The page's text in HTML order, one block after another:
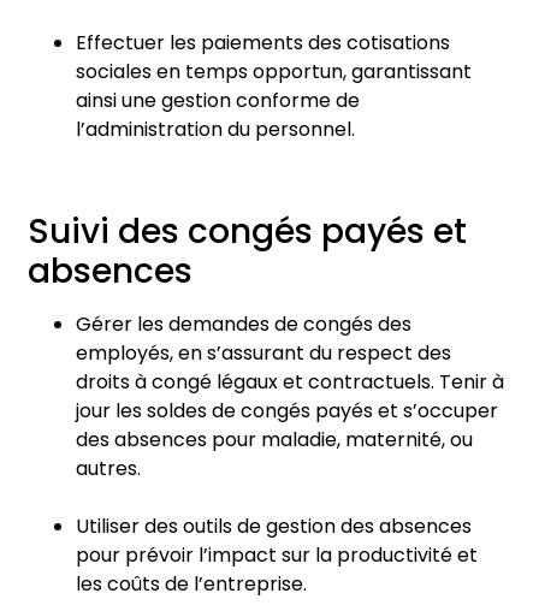
Effectuer les paiements des cotisations
sociales en temps opportun, garantissant
ainsi une gestion conforme de
l’administration du personnel.
Suivi des congés payés et
absences
Gérer les demandes de congés des
employés, en s’assurant du respect des
droits à congé légaux et contractuels. Tenir à
jour les soldes de congés payés et s’occuper
des absences pour maladie, maternité, ou
autres.
Utiliser des outils de gestion des absences
pour prévoir l’impact sur la productivité et
les coûts de l’entreprise.